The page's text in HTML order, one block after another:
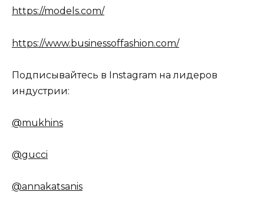
https://models.com/
https://www.businessoffashion.com/
Подписывайтесь в Instagram на лидеров
индустрии:
@mukhins
@gucci
@annakatsanis